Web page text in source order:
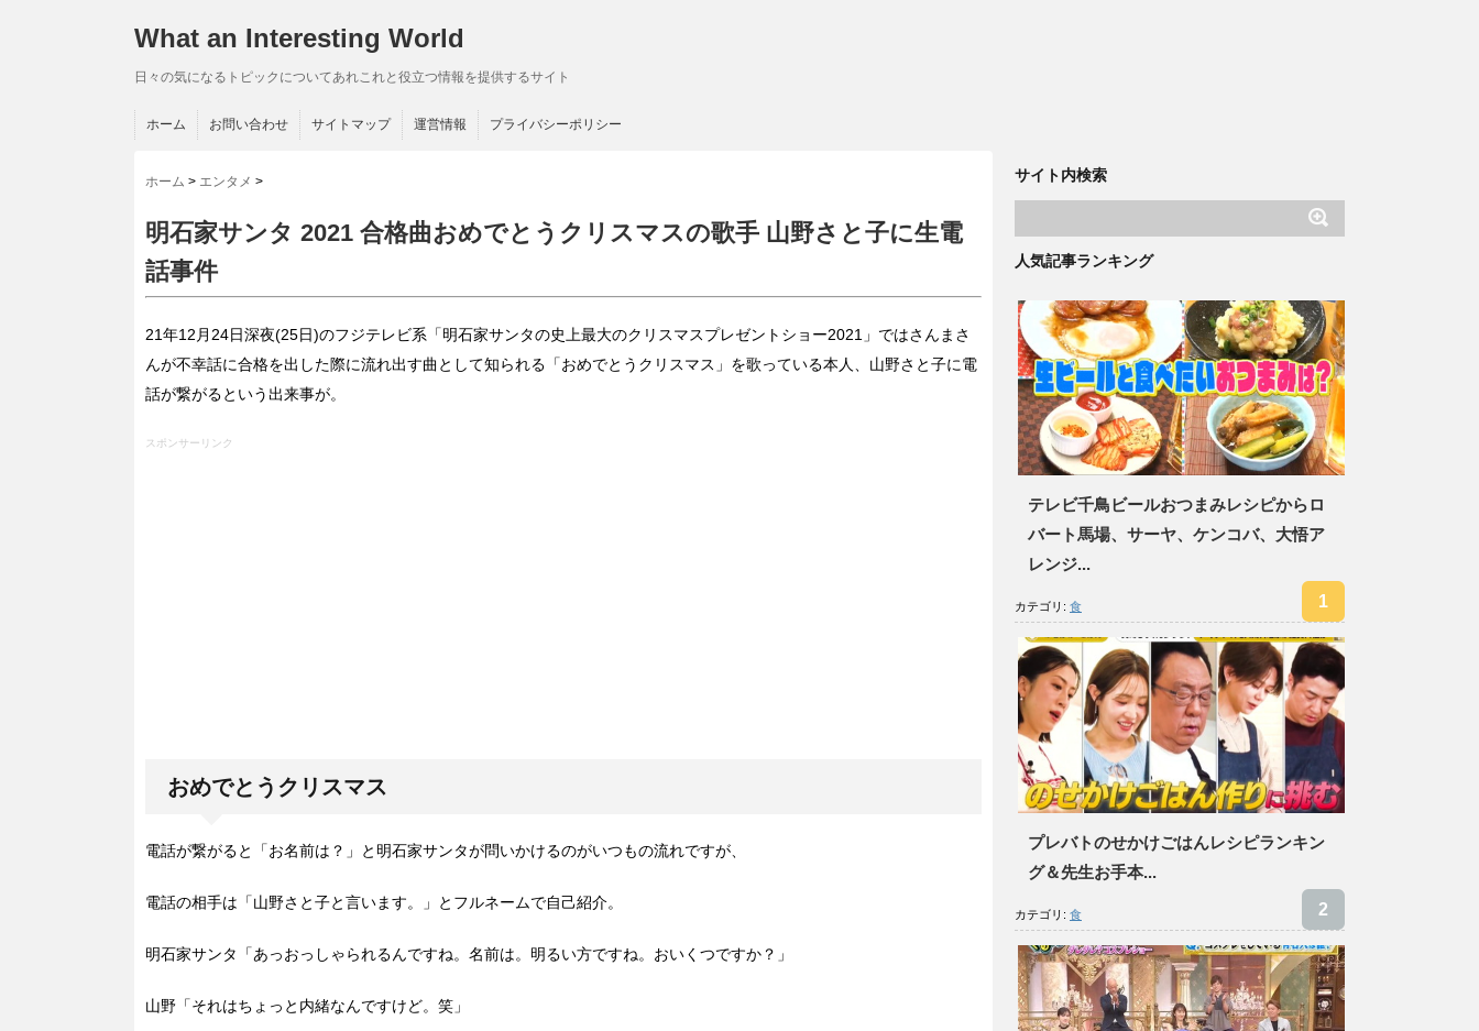
What an Interesting World
日々の気になるトピックについてあれこれと役立つ情報を提供するサイト
ホーム お問い合わせ サイトマップ 運営情報 プライバシーポリシー
ホーム > エンタメ >
明石家サンタ 2021 合格曲おめでとうクリスマスの歌手 山野さと子に生電
話事件
21年12月24日深夜(25日)のフジテレビ系「明石家サンタの史上最大のクリスマスプレゼントショー2021」ではさんまさ
んが不幸話に合格を出した際に流れ出す曲として知られる「おめでとうクリスマス」を歌っている本人、山野さと子に電
話が繋がるという出来事が。
スポンサーリンク
おめでとうクリスマス
電話が繋がると「お名前は？」と明石家サンタが問いかけるのがいつもの流れですが、
電話の相手は「山野さと子と言います。」とフルネームで自己紹介。
明石家サンタ「あっおっしゃられるんですね。名前は。明るい方ですね。おいくつですか？」
山野「それはちょっと内緒なんですけど。笑」
サイト内検索
人気記事ランキング
テレビ千鳥ビールおつまみレシピからロ
バート馬場、サーヤ、ケンコバ、大悟ア
レンジ...
カテゴリ: 食
プレバトのせかけごはんレシピランキン
グ＆先生お手本...
カテゴリ: 食